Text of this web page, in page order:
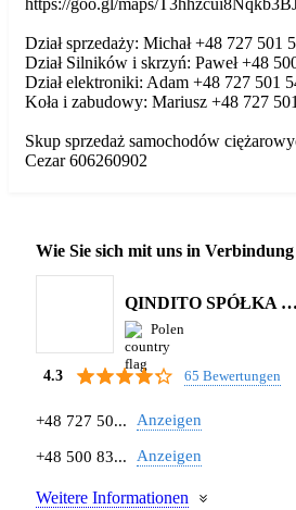
https://goo.gl/maps/
Dział sprzedaży: Michał +48 727 501
Dział Silników i skrzyń: Paweł +48
Dział elektroniki: Adam +48 727 501
Koła i zabudowy: Mariusz +48 727
Skup sprzedaż samochodów
Cezar 606260902
Wie Sie sich mit uns in Verbindung
QINDITO SPÓŁKA Z OGRANICZONĄ ODPOWIEDZIALNOŚCIĄ
Polen
4.3 65 Bewertungen
+48 727 50... Anzeigen
+48 500 83... Anzeigen
Weitere Informationen